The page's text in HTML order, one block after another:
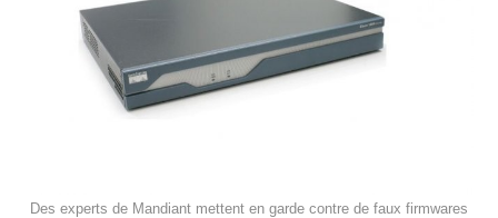
Des experts de Mandiant mettent en garde contre de faux firmwares